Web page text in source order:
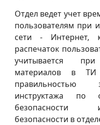
Отдел ведет учет
пользователям при
сети - Интернет,
распечаток
учитывается
материалов в
правильностью
инструктажа по
безопасности
безопасности в